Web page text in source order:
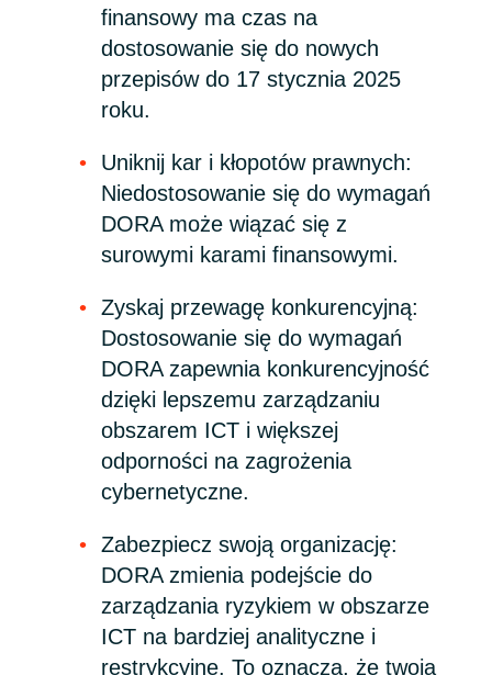
Hungary
Iceland
Indonesia
Kingdom of Saudi Arabia
Latvia
Lithuania
Malaysia
Netherlands
Norway
finansowy ma czas na
dostosowanie się do nowych
przepisów do 17 stycznia 2025
roku.
Uniknij kar i kłopotów prawnych:
Niedostosowanie się do wymagań
DORA może wiązać się z
surowymi karami finansowymi.
Zyskaj przewagę konkurencyjną:
Dostosowanie się do wymagań
DORA zapewnia konkurencyjność
dzięki lepszemu zarządzaniu
obszarem ICT i większej
odporności na zagrożenia
cybernetyczne.
Zabezpiecz swoją organizację:
DORA zmienia podejście do
zarządzania ryzykiem w obszarze
ICT na bardziej analityczne i
restrykcyjne. To oznacza, że twoja